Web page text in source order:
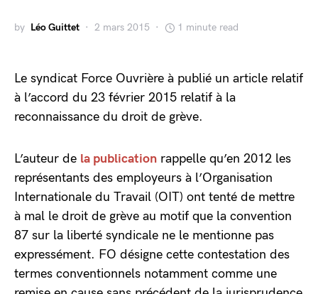
by Léo Guittet 2 mars 2015 1 minute read
Le syndicat Force Ouvrière à publié un article relatif
à l’accord du 23 février 2015 relatif à la
reconnaissance du droit de grève.
L’auteur de la publication rappelle qu’en 2012 les
représentants des employeurs à l’Organisation
Internationale du Travail (OIT) ont tenté de mettre
à mal le droit de grève au motif que la convention
87 sur la liberté syndicale ne le mentionne pas
expressément. FO désigne cette contestation des
termes conventionnels notamment comme une